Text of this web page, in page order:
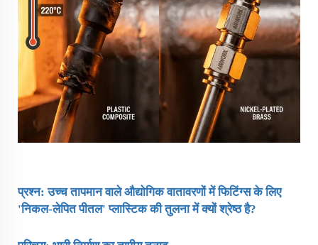
प्रश्न: उच्च तापमान वाले औद्योगिक वातावरणों में फिटिंग्स के लिए
'निकल-लेपित पीतल' प्लास्टिक की तुलना में क्यों श्रेष्ठ है?